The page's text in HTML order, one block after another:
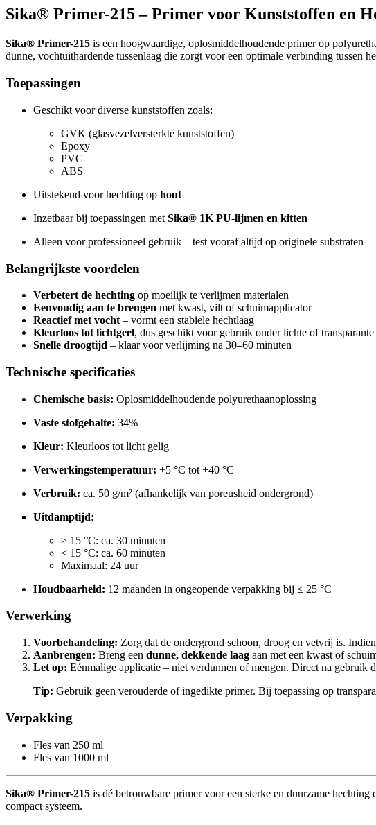
Sika® Primer-215 – Primer voor Kunststoffen en
Sika® Primer-215 is een hoogwaardige, oplosmiddelhoudende primer op
dunne, vochtuithardende tussenlaag die zorgt voor een optimale verbinding tussen
Toepassingen
Geschikt voor diverse kunststoffen zoals:
GVK (glasvezelversterkte kunststoffen)
Epoxy
PVC
ABS
Uitstekend voor hechting op hout
Inzetbaar bij toepassingen met Sika® 1K PU-lijmen en kitten
Alleen voor professioneel gebruik – test vooraf altijd op originele substraten
Belangrijkste voordelen
Verbetert de hechting op moeilijk te verlijmen materialen
Eenvoudig aan te brengen met kwast, vilt of schuimapplicator
Reactief met vocht – vormt een stabiele hechtlaag
Kleurloos tot lichtgeel, dus geschikt voor gebruik onder lichte of transparante
Snelle droogtijd – klaar voor verlijming na 30–60 minuten
Technische specificaties
Chemische basis: Oplosmiddelhoudende polyurethaanoplossing
Vaste stofgehalte: 34%
Kleur: Kleurloos tot licht gelig
Verwerkingstemperatuur: +5 °C tot +40 °C
Verbruik: ca. 50 g/m² (afhankelijk van poreusheid ondergrond)
Uitdamptijd:
≥ 15 °C: ca. 30 minuten
< 15 °C: ca. 60 minuten
Maximaal: 24 uur
Houdbaarheid: 12 maanden in ongeopende verpakking bij ≤ 25 °C
Verwerking
Voorbehandeling: Zorg dat de ondergrond schoon, droog en vetvrij is.
Aanbrengen: Breng een dunne, dekkende laag aan met een kwast of
Let op: Eénmalige applicatie – niet verdunnen of mengen. Direct na gebruik
Tip: Gebruik geen verouderde of ingedikte primer. Bij toepassing op
Verpakking
Fles van 250 ml
Fles van 1000 ml
Sika® Primer-215 is dé betrouwbare primer voor een sterke en duurzame
compact systeem.